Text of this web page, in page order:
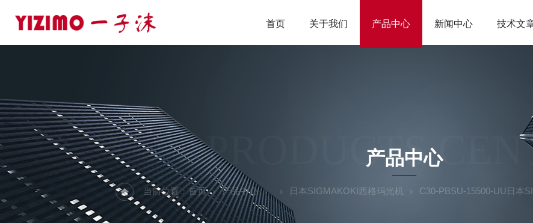
首页 关于我们 产品中心 新闻中心 技术文
PRODUCTS
产品中心
当前位置：首页 产品中心 日本SIGMAKOKI西格玛光机 C30-PBSU-15500-UU日本